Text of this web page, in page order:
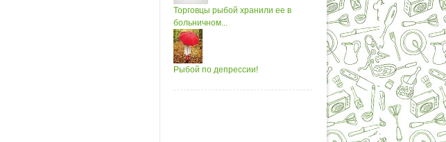
Торговцы рыбой хранили ее в
больничном...
Рыбой по депрессии!